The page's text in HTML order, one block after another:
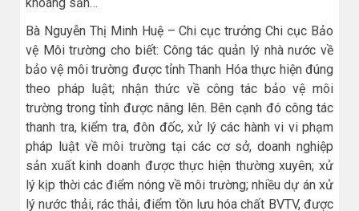
Bà Nguyễn Thị Minh Huệ – Chi cục trưởng Chi cục Bảo
vệ Môi trường cho biết: Công tác quản lý nhà nước về
bảo vệ môi trường được tỉnh Thanh Hóa thực hiện đúng
theo pháp luật; nhận thức về công tác bảo vệ môi
trường trong tỉnh được nâng lên. Bên cạnh đó công tác
thanh tra, kiểm tra, đôn đốc, xử lý các hành vi vi phạm
pháp luật về môi trường tại các cơ sở, doanh nghiệp
sản xuất kinh doanh được thực hiện thường xuyên; xử
lý kịp thời các điểm nóng về môi trường; nhiều dự án xử
lý nước thải, rác thải, điểm tồn lưu hóa chất BVTV, được